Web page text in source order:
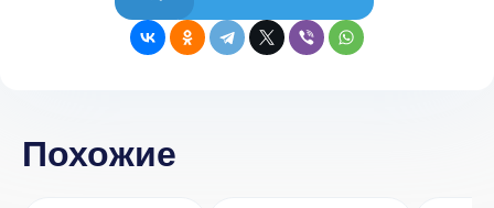
Похожие